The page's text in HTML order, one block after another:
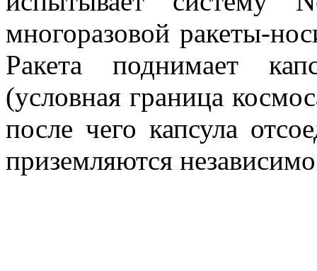
многоразовой ракеты-
Ракета поднимает
(условная граница
после чего капсула
приземляются